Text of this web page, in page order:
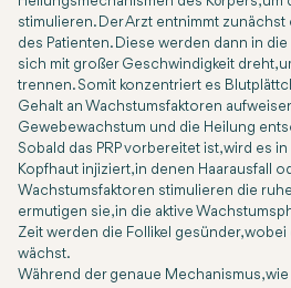
stimulieren. Der Arzt entnimmt zunächst
des Patienten. Diese werden dann in
sich mit großer Geschwindigkeit dreht,
trennen. Somit konzentriert es
Gehalt an Wachstumsfaktoren
Gewebewachstum und die Heilung
Sobald das PRP vorbereitet ist, wird es
Kopfhaut injiziert, in denen Haarausfall
Wachstumsfaktoren stimulieren die
ermutigen sie, in die aktive
Zeit werden die Follikel gesünder,
wächst.
Während der genaue Mechanismus, wie